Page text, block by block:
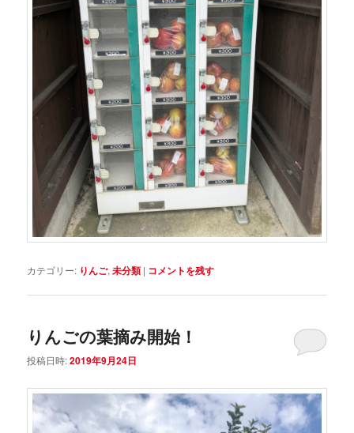
カテゴリー: りんご,未分類 | コメントを残す
りんごの葉摘み開始！
投稿日時:2019年9月24日